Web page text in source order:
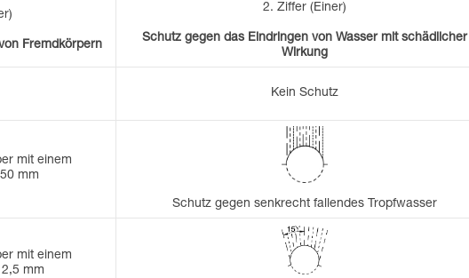
Fremdkörpern
2. Ziffer (Einer)
Schutz gegen das Eindringen von Wasser mit schädlicher
Wirkung
Kein Schutz
mit einem
mm
Schutz gegen senkrecht fallendes Tropfwasser
mit einem
mm